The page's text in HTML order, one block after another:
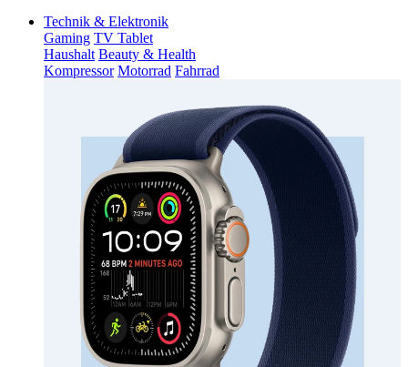
Technik & Elektronik
Gaming TV Tablet
Haushalt Beauty & Health
Kompressor Motorrad Fahrrad